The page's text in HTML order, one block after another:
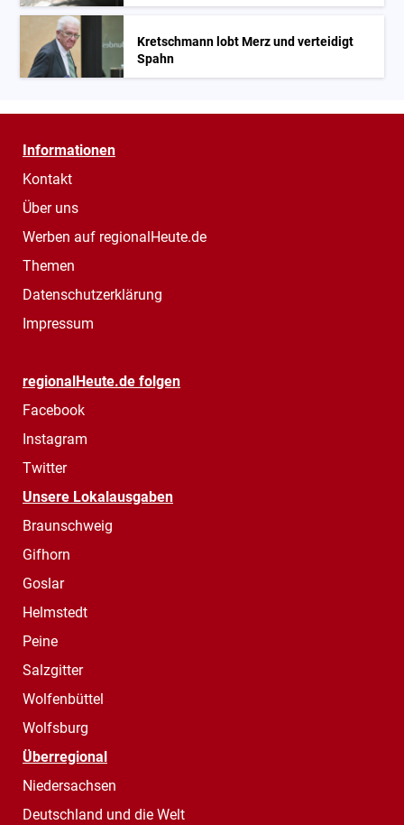
Kretschmann lobt Merz und verteidigt
Spahn
Informationen
Kontakt
Über uns
Werben auf regionalHeute.de
Themen
Datenschutzerklärung
Impressum
regionalHeute.de folgen
Facebook
Instagram
Twitter
Unsere Lokalausgaben
Braunschweig
Gifhorn
Goslar
Helmstedt
Peine
Salzgitter
Wolfenbüttel
Wolfsburg
Überregional
Niedersachsen
Deutschland und die Welt